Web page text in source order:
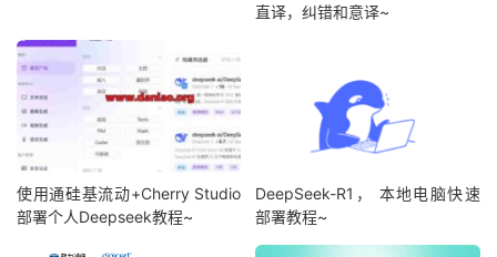
直译，纠错和意译~
使用通硅基流动+Cherry Studio
部署个人Deepseek教程~
DeepSeek-R1， 本地电脑快速
部署教程~